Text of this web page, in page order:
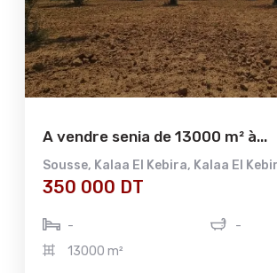
A vendre senia de 13000 m² à...
Sousse,Kalaa El Kebira,Kalaa El Kebira
350 000 DT
-
-
13000 m²